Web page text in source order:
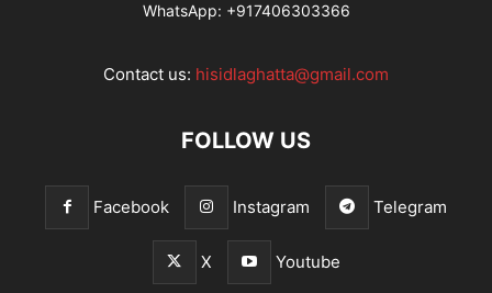
WhatsApp: +917406303366
Contact us: hisidlaghatta@gmail.com
FOLLOW US
Facebook Instagram Telegram
X Youtube